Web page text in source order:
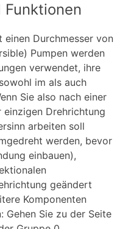
einen Durchmesser von
Pumpen werden
verwendet, ihre
im als auch
Sie also nach einer
einzigen Drehrichtung
arbeiten soll
werden, bevor
einbauen),
geändert
Komponenten
Gehen Sie zu der Seite